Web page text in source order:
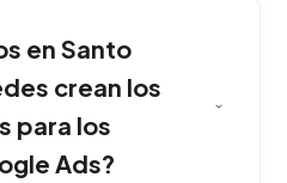
perfilados hagan
potenciar y
en Santo Domingo.
en Santo
crean los
para los
Ads?